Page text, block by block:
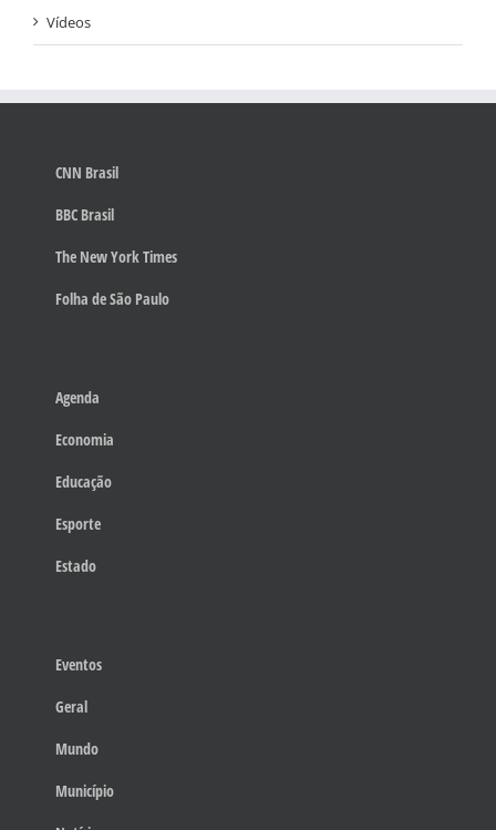
Vídeos
CNN Brasil
BBC Brasil
The New York Times
Folha de São Paulo
Agenda
Economia
Educação
Esporte
Estado
Eventos
Geral
Mundo
Município